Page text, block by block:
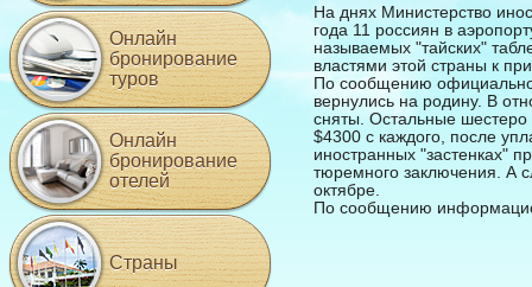
На днях Министерство
года 11 россиян в
называемых "тайских"
властями этой страны к
По сообщению
вернулись на родину. В
сняты. Остальные
$4300 с каждого, после
иностранных "застенках"
тюремного заключения. А
октябре.
По сообщению
Онлайн
бронирование
туров
Онлайн
бронирование
отелей
Страны